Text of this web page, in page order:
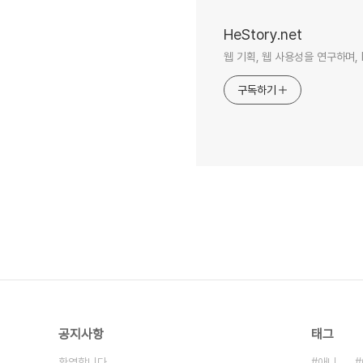
HeStory.net
웹 기획, 웹 사용성을 연구하며
구독하기
공지사항 태그